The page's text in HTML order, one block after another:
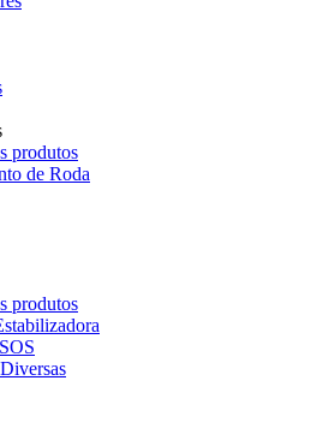
produtos
de Roda
produtos